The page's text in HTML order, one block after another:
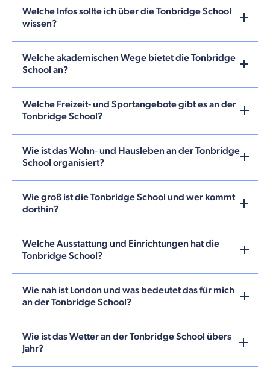
Welche Infos sollte ich über die Tonbridge School
wissen?
Welche akademischen Wege bietet die Tonbridge
School an?
Welche Freizeit‑ und Sportangebote gibt es an der
Tonbridge School?
Wie ist das Wohn‑ und Hausleben an der Tonbridge
School organisiert?
Wie groß ist die Tonbridge School und wer kommt
dorthin?
Welche Ausstattung und Einrichtungen hat die
Tonbridge School?
Wie nah ist London und was bedeutet das für mich
an der Tonbridge School?
Wie ist das Wetter an der Tonbridge School übers
Jahr?